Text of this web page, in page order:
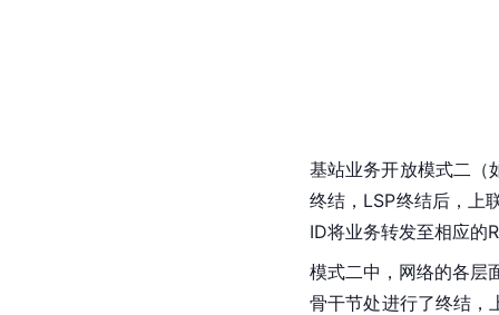
基站业务开放模式二（
终结，LSP终结后，上
ID将业务转发至相应的
模式二中，网络的各层
骨干节处进行了终结，